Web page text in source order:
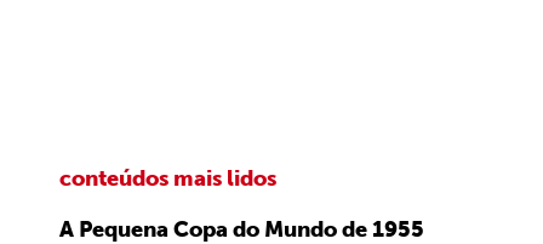
conteúdos mais lidos
A Pequena Copa do Mundo de 1955